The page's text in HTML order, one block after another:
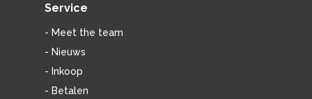
Service
- Meet the team
- Nieuws
- Inkoop
- Betalen